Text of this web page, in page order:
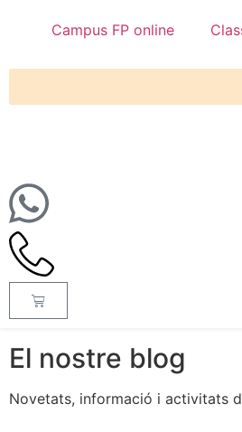
Campus FP online
El nostre blog
Novetats, informació i activitats